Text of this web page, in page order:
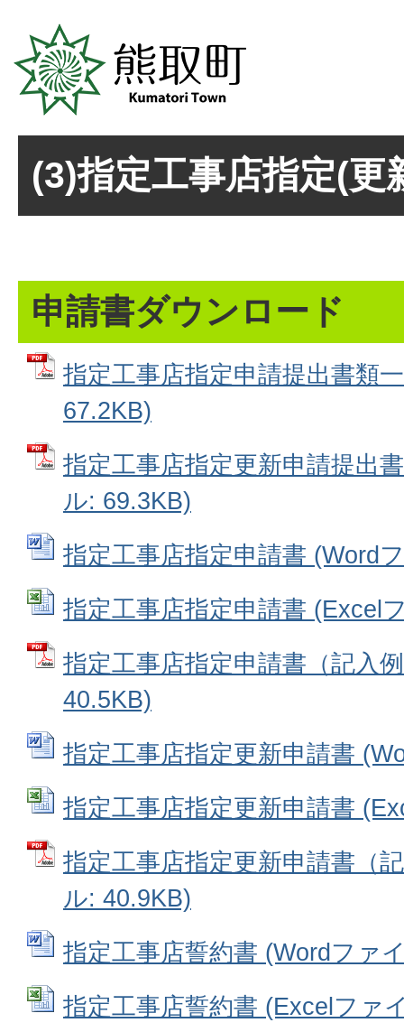
(3)指定工事店指定(更
申請書ダウンロード
指定工事店指定申請提出書類
67.2KB)
指定工事店指定更新申請提出
ル: 69.3KB)
指定工事店指定申請書 (Word
指定工事店指定申請書 (Excel
指定工事店指定申請書（記入
40.5KB)
指定工事店指定更新申請書
指定工事店指定更新申請書
指定工事店指定更新申請書（
ル: 40.9KB)
指定工事店誓約書 (Wordファ
指定工事店誓約書 (Excelファ